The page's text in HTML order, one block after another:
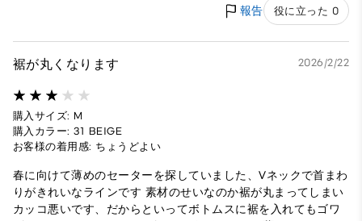
報告 役に立った 0
裾が丸くなります 2026/2/22
購入サイズ: M
購入カラー: 31 BEIGE
お客様の着用感: ちょうどよい
春に向けて薄めのセーターを探していました、Vネックで首まわ
りがきれいなラインです 素材のせいなのか裾が丸まってしまい
カッコ悪いです、だからといってボトムスに裾を入れてもゴワ